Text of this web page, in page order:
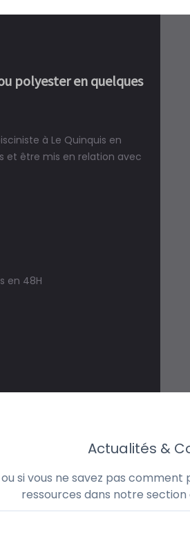
polyester en quelques
à Le Quinquis en
et être mis en relation avec
en 48H
une piscine est bien
Actualités &
si vous ne savez pas
ressources dans notre